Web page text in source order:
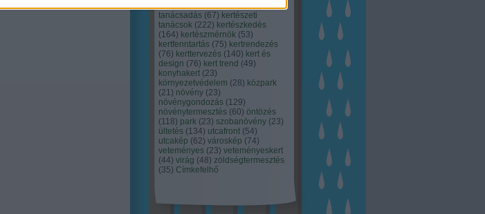
(126) kertészet (118) kertészeti
tanácsadás (67) kertészeti
tanácsok (222) kertészkedés
(164) kertészmérnök (53)
kertfenntartás (75) kertrendezés
(76) kerttervezés (140) kert és
design (76) kert trend (49)
konyhakert (23)
környezetvédelem (28) közpark
(21) növény (23)
növénygondozás (129)
növénytermesztés (60) öntözés
(118) park (23) szobanövény (23)
ültetés (134) utcafront (54)
utcakép (62) városkép (74)
veteményes (23) veteményeskert
(44) virág (48) zöldségtermesztés
(35) Címkefelhő